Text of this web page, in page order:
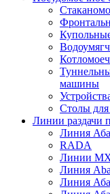
машины
Столы
Линии раздачи
Линия
RADA
Линии
Линия
Линия